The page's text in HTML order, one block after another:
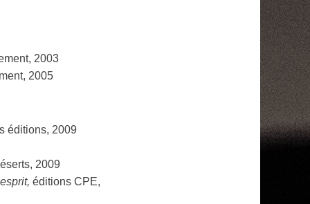
2003
2005
éditions, 2009
2009
éditions CPE,